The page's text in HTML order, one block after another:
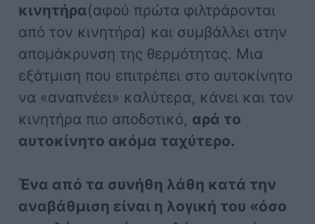
κινητήρα(αφού πρώτα φιλτράρονται
από τον κινητήρα) και συμβάλλει στην
απομάκρυνση της θερμότητας. Μια
εξάτμιση που επιτρέπει στο αυτοκίνητο
να «αναπνέει» καλύτερα, κάνει και τον
κινητήρα πιο αποδοτικό, αρά το
αυτοκίνητο ακόμα ταχύτερο.
Ένα από τα συνήθη λάθη κατά την
αναβάθμιση είναι η λογική του «όσο